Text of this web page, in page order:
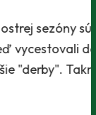
1. kola
neďalekej
700…